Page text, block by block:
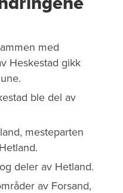
med
Heskestad gikk
ble del av
mesteparten
deler av Hetland.
av Forsand,